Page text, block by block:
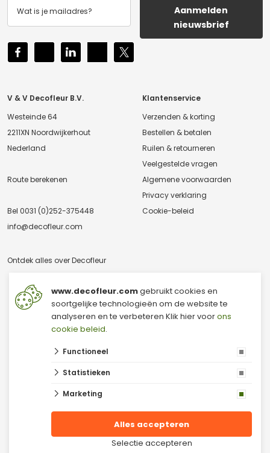
Aanmelden
nieuwsbrief
V & V Decofleur B.V.
Westeinde 64
2211XN Noordwijkerhout
Nederland
Route berekenen
Bel 0031 (0)252-375448
info@decofleur.com
Ontdek alles over Decofleur
Klantenservice
Verzenden & korting
Bestellen & betalen
Ruilen & retourneren
Veelgestelde vragen
Algemene voorwaarden
Privacy verklaring
Cookie-beleid
© 2026 V & V Decofleur B.V.
Mos groothandel
Mos
Kunstbloemen
Groothandel Kunstbloemen
www.decofleur.comgebruikt cookies en
soortgelijke technologieën om de website te
analyseren en te verbeteren Klik hier voorons
cookie beleid.
Functioneel
Statistieken
Marketing
Selectie accepteren
Alles accepteren